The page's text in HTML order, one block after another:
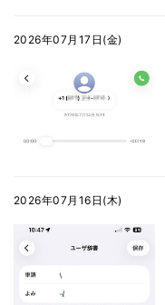
2026年07月17日(金)
2026年07月16日(木)